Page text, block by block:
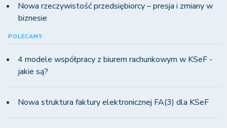
Nowa rzeczywistość przedsiębiorcy – presja i zmiany w
biznesie
POLECAMY
4 modele współpracy z biurem rachunkowym w KSeF -
jakie są?
Nowa struktura faktury elektronicznej FA(3) dla KSeF